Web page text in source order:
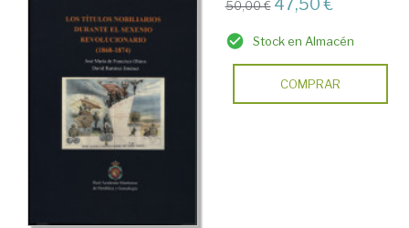
50,00 € 47,50 €
Stock en Almacén
COMPRAR